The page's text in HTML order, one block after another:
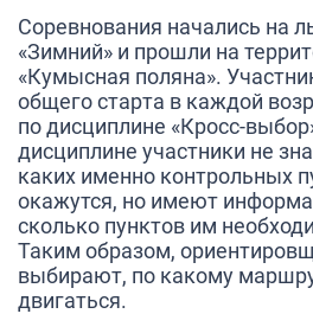
Соревнования начались на
«Зимний» и прошли на
«Кумысная поляна».
общего старта в каждой
по дисциплине «Кросс-
дисциплине участники не
каких именно контрольных
окажутся, но имеют
сколько пунктов им
Таким образом,
выбирают, по какому
двигаться.